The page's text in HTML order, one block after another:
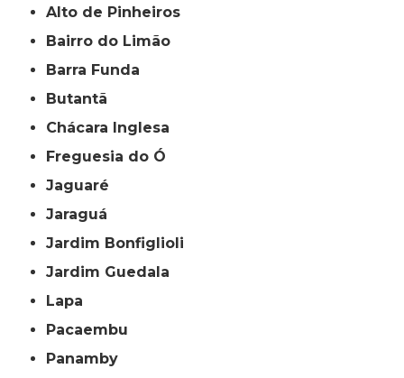
Alto de Pinheiros
Bairro do Limão
Barra Funda
Butantã
Chácara Inglesa
Freguesia do Ó
Jaguaré
Jaraguá
Jardim Bonfiglioli
Jardim Guedala
Lapa
Pacaembu
Panamby